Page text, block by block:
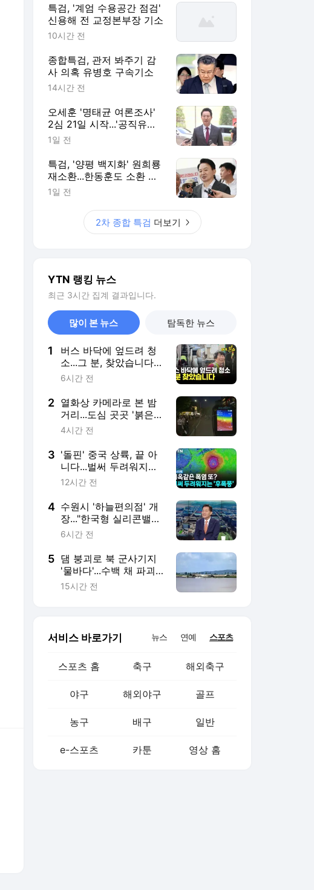
특검, '계엄 수용공간 점검'
신용해 전 교정본부장 기소
10시간 전
종합특검, 관저 봐주기 감
사 의혹 유병호 구속기소
14시간 전
오세훈 '명태균 여론조사'
2심 21일 시작...'공직유지'
관건
1일 전
특검, '양평 백지화' 원희룡
재소환...한동훈도 소환 통
보
1일 전
2차 종합 특검 더보기
YTN 랭킹 뉴스
최근 3시간 집계 결과입니다.
많이 본 뉴스 탐독한 뉴스
1
버스 바닥에 엎드려 청
소...그 분, 찾았습니다
[여기,잇슈]
6시간 전
2 열화상 카메라로 본 밤
거리...도심 곳곳 '붉은
색'
4시간 전
3 '돌핀' 중국 상륙, 끝 아
니다...벌써 두려워지는
시나리오 [Y녹취록]
12시간 전
4 수원시 '하늘편의점' 개
장..."한국형 실리콘밸리
도약"
6시간 전
5 댐 붕괴로 북 군사기지
'물바다'...수백 채 파괴
에도 당국은 '침묵'
15시간 전
서비스 바로가기 뉴스 연예 스포츠
스포츠 홈 축구 해외축구
야구 해외야구 골프
농구 배구 일반
e-스포츠 카툰 영상 홈